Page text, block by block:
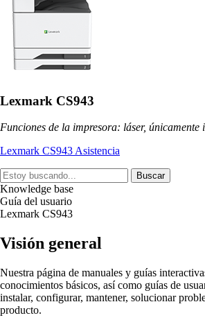
Lexmark CS943
Funciones de la impresora: láser, únicamente
Lexmark CS943 Asistencia
Buscar
Knowledge base
Guía del usuario
Lexmark CS943
Visión general
Nuestra página de manuales y guías
conocimientos básicos, así como guías de
instalar, configurar, mantener, solucionar
producto.